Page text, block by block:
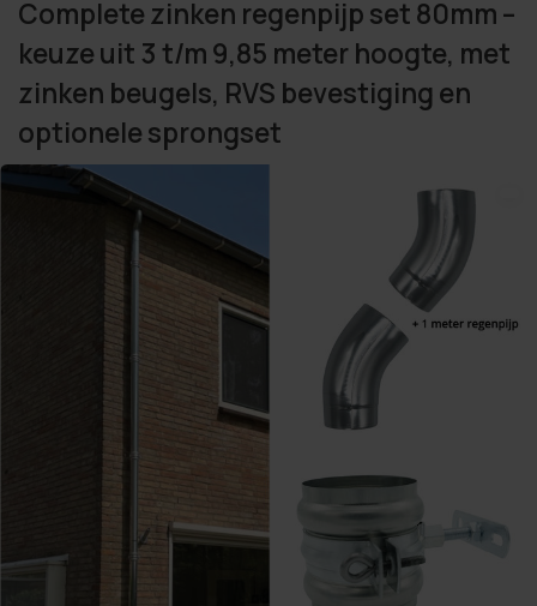
Complete zinken regenpijp set 80mm –
keuze uit 3 t/m 9,85 meter hoogte, met
zinken beugels, RVS bevestiging en
optionele sprongset